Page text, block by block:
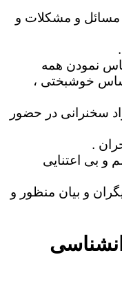
مسائل و مشکلات و
نمودن همه
خوشبختی ،
سخنرانی در حضور
و بی اعتنایی
و بیان منظور و